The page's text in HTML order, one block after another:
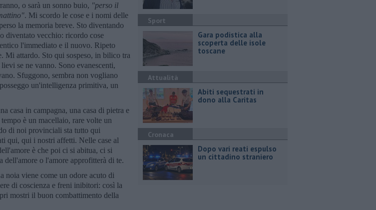
o sarà un sonno buio, "perso il
. Mi scordo le cose e i nomi delle
la memoria breve. Sto diventando
diventato vecchio: ricordo cose
l'immediato e il nuovo. Ripeto
Mi attardo. Sto qui sospeso, in bilico tra
se ne vanno. Sono evanescenti,
Sfuggono, sembra non vogliano
un'intelligenza primitiva, un
casa in campagna, una casa di pietra e
è un macellaio, rare volte un
di noi provinciali sta tutto qui
qui, qui i nostri affetti. Nelle case al
è che poi ci si abitua, ci si
o l'amore approfitterà di te.
noia viene come un odore acuto di
di coscienza e freni inibitori: così la
mostri il buon combattimento della
Sport
Gara podistica alla
scoperta delle isole
toscane
Attualità
Abiti sequestrati in
dono alla Caritas
Cronaca
Dopo vari reati espulso
un cittadino straniero